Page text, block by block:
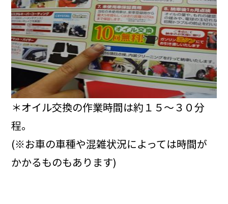
＊オイル交換の作業時間は約１５～３０分
程。
(※お車の車種や混雑状況によっては時間が
かかるものもあります)